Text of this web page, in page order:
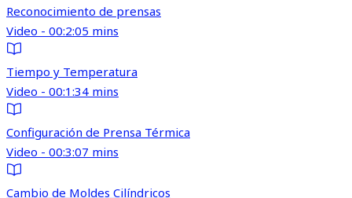
Reconocimiento de prensas
Video - 00:2:05 mins
Tiempo y Temperatura
Video - 00:1:34 mins
Configuración de Prensa Térmica
Video - 00:3:07 mins
Cambio de Moldes Cilíndricos